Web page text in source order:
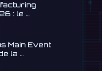
: le …
Main Event
la …